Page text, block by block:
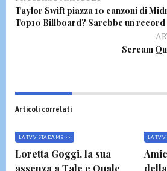
Taylor Swift piazza 10 canzoni di
Top10 Billboard? Sarebbe un record
Scream
Articoli correlati
LA TV VISTA DA ME >>
Loretta Goggi, la sua
assenza a Tale e Quale
LA TV